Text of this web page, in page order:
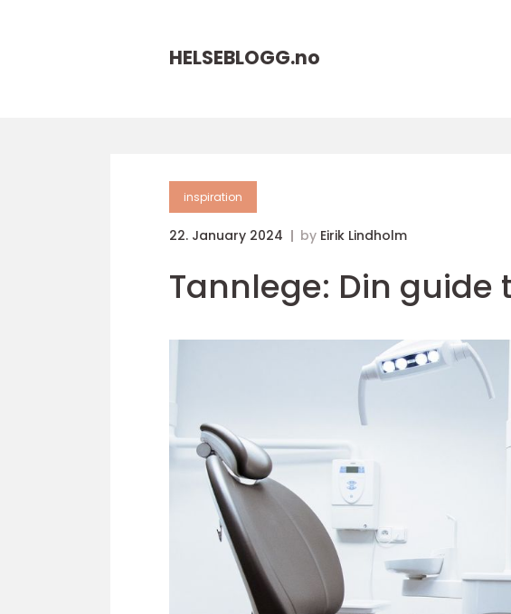
HELSEBLOGG.no
inspiration
22. January 2024 by Eirik Lindholm
Tannlege: Din guide